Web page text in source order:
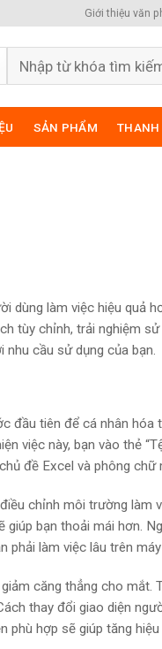
Giới thiệu văn
Search
SẢN PHẨM THANH
dùng làm việc hiệu quả
tùy chỉnh, trải nghiệm
nhu cầu sử dụng của bạn.
đầu tiên để cá nhân
việc này, bạn vào thẻ
đề Excel và phông chữ
chỉnh môi trường làm
bạn thoải mái hơn.
phải làm việc lâu trên
căng thẳng cho mắt.
thay đổi giao diện
phù hợp sẽ giúp tăng